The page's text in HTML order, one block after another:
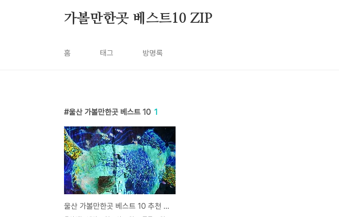
가볼만한곳 베스트10 ZIP
홈 태그 방명록
울산 가볼만한곳 베스트 10 1
울산 가볼만한곳 베스트 10 추천 여행지